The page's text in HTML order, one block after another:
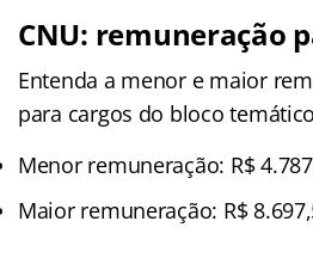
CNU: remuneração
Entenda a menor e maior
para cargos do bloco
Menor remuneração: R$
Maior remuneração: R$